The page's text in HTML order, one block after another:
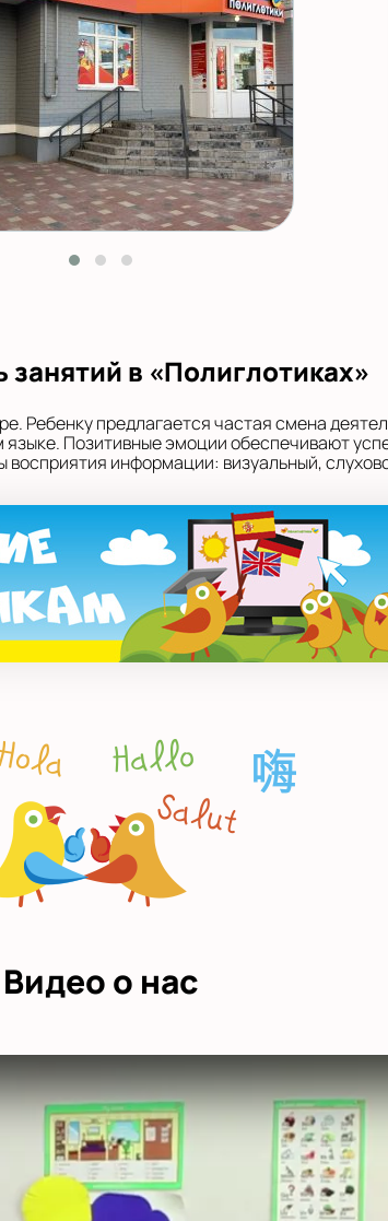
в «Полиглотиках»
Ребенку предлагается частая смена
Позитивные эмоции обеспечивают
информации: визуальный,
Видео о нас